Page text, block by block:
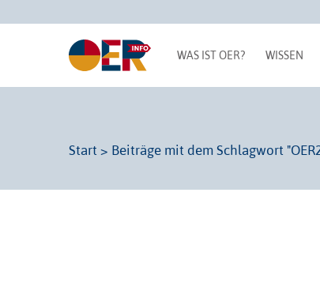
WAS IST OER? WISSEN
Start > Beiträge mit dem Schlagwort